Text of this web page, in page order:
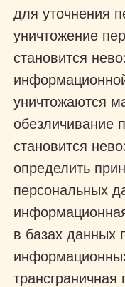
для уточнения
уничтожение
становится
уничтожаются
обезличивание
становится
определить
персональных
в базах данных